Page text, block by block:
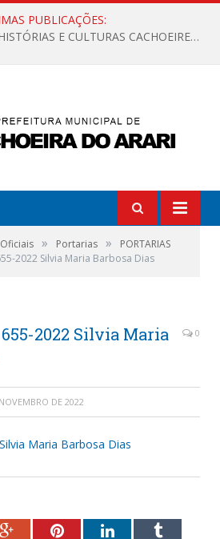
PUBLICAÇÕES:
A VALORIZAÇÃO DAS HISTÓRIAS E CULTURAS CACHOEIRENSES
» Portarias »
PORTARIAS
2022 Silvia Maria Barbosa Dias
2022 Silvia Maria
0
DE 2022
Maria Barbosa Dias
Google+PinterestLinkedInTumblr